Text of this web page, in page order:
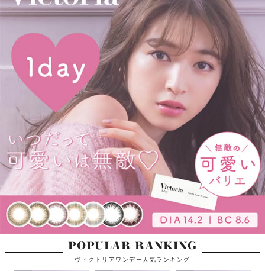
POPULAR RANKING
ヴィクトリアワンデー人気ランキング